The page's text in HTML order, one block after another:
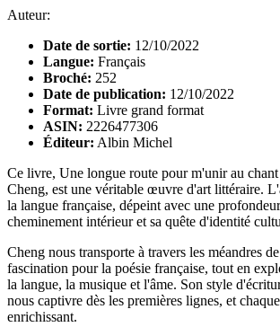
Auteur:
Date de sortie: 12/10/2022
Langue: Français
Broché: 252
Date de publication: 12/10/2022
Format: Livre grand format
ASIN: 2226477306
Éditeur: Albin Michel
Ce livre, Une longue route pour m'unir au
Cheng, est une véritable œuvre d'art littéraire.
la langue française, dépeint avec une
cheminement intérieur et sa quête d'identité
Cheng nous transporte à travers les méandres
fascination pour la poésie française, tout en
la langue, la musique et l'âme. Son style
nous captivre dès les premières lignes, et
enrichissant.